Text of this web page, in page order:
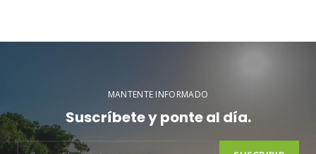
MANTENTE INFORMADO
Suscríbete y ponte al día.